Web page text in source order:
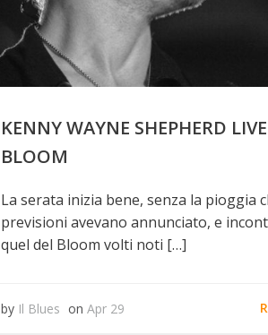
KENNY WAYNE SHEPHERD
BLOOM
La serata inizia bene, senza la pioggia
previsioni avevano annunciato, e
quel del Bloom volti noti […]
by Il Blues onApr 29